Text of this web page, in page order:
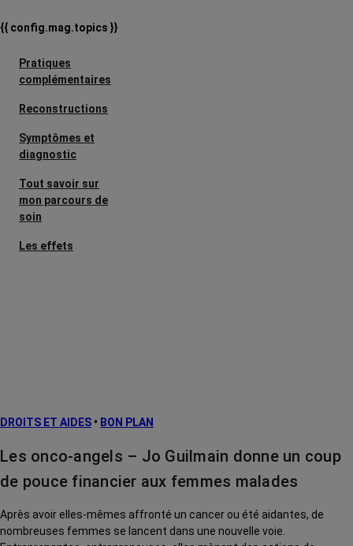
{{ config.mag.topics }}
Pratiques
complémentaires
Reconstructions
Symptômes et
diagnostic
Tout savoir sur
mon parcours de
soin
Les effets
Traitements
La vie autour
DROITS ET AIDES • BON PLAN
Les onco-angels – Jo Guilmain donne un coup
de pouce financier aux femmes malades
Après avoir elles-mêmes affronté un cancer ou été aidantes, de
nombreuses femmes se lancent dans une nouvelle voie.